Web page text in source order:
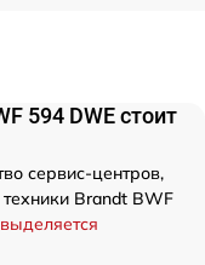
594 DWE стоит
сервис-центров,
Brandt BWF